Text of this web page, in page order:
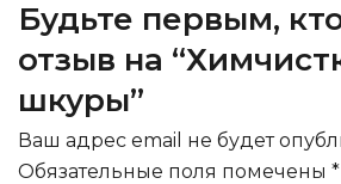
Будьте первым,
отзыв на
шкуры”
Ваш адрес email не будет
Обязательные поля помечены *